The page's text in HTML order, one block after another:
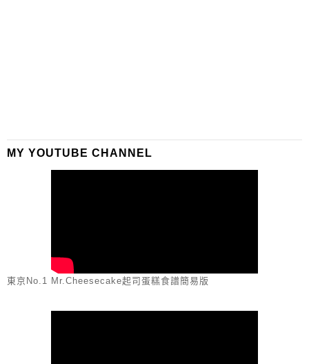
MY YOUTUBE CHANNEL
東京No.1 Mr.Cheesecake起司蛋糕食譜簡易版